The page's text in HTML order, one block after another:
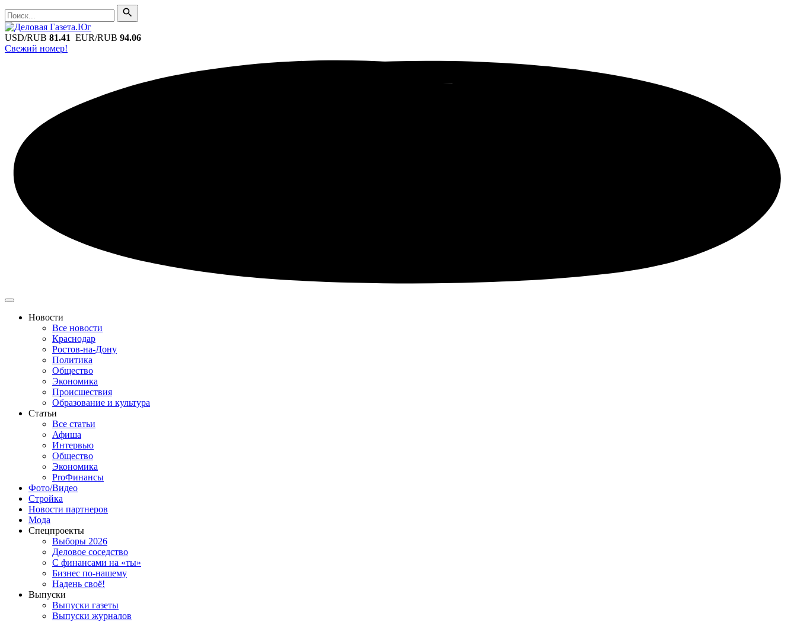
Поиск
Поиск
USD/RUB 81.41 EUR/RUB 94.06
Свежий номер!
Новости
Все новости
Краснодар
Ростов-на-Дону
Политика
Общество
Экономика
Происшествия
Образование и культура
Статьи
Все статьи
Афиша
Интервью
Общество
Экономика
ProФинансы
Фото/Видео
Стройка
Новости партнеров
Мода
Спецпроекты
Выборы 2026
Деловое соседство
С финансами на «ты»
Бизнес по-нашему
Надень своё!
Выпуски
Выпуски газеты
Выпуски журналов